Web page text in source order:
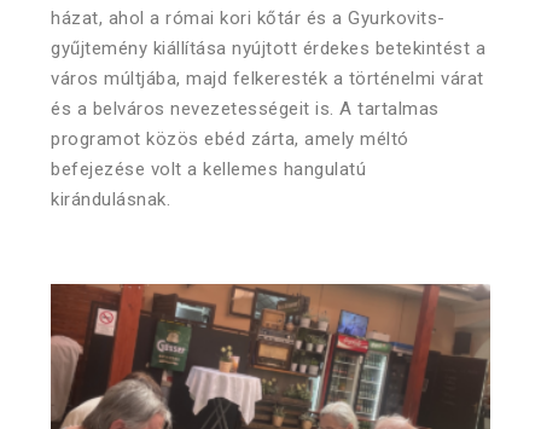
házat, ahol a római kori kőtár és a Gyurkovits-
gyűjtemény kiállítása nyújtott érdekes betekintést a
város múltjába, majd felkeresték a történelmi várat
és a belváros nevezetességeit is. A tartalmas
programot közös ebéd zárta, amely méltó
befejezése volt a kellemes hangulatú
kirándulásnak.